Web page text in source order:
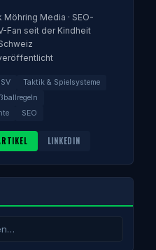
Möhring Media · SEO-
Fan seit der Kindheit
Taktik & Spielsysteme
SEO
LINKEDIN